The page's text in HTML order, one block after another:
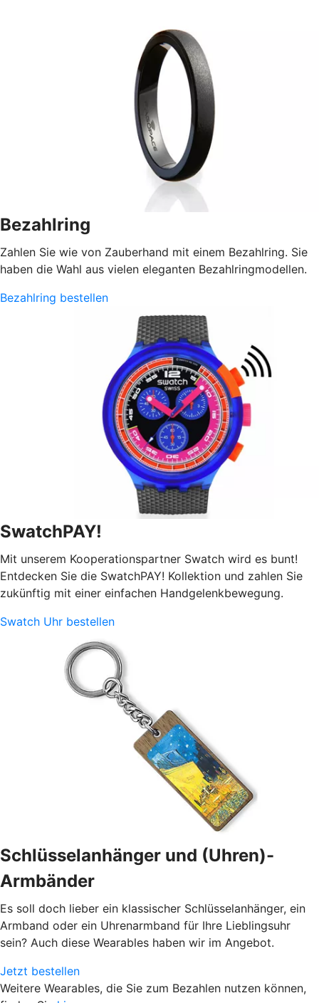
Bezahlring
Zahlen Sie wie von Zauberhand mit einem Bezahlring. Sie
haben die Wahl aus vielen eleganten Bezahlringmodellen.
Bezahlring bestellen
SwatchPAY!
Mit unserem Kooperationspartner Swatch wird es bunt!
Entdecken Sie die SwatchPAY! Kollektion und zahlen Sie
zukünftig mit einer einfachen Handgelenkbewegung.
Swatch Uhr bestellen
Schlüsselanhänger und (Uhren)-
Armbänder
Es soll doch lieber ein klassischer Schlüsselanhänger, ein
Armband oder ein Uhrenarmband für Ihre Lieblingsuhr
sein? Auch diese Wearables haben wir im Angebot.
Jetzt bestellen
Weitere Wearables, die Sie zum Bezahlen nutzen können,